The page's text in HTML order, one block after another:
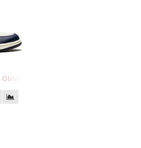
University Blue